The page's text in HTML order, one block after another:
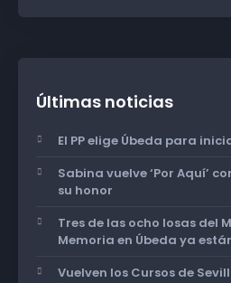
Últimas noticias
El PP elige Úbeda para
Sabina vuelve ‘Por Aquí’
su honor
Tres de las ocho losas del
Memoria en Úbeda ya
Vuelven los Cursos de